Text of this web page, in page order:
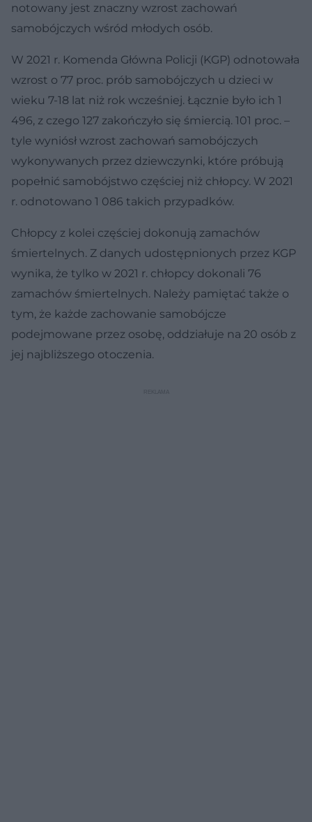
notowany jest znaczny wzrost zachowań
samobójczych wśród młodych osób.
W 2021 r. Komenda Główna Policji (KGP) odnotowała
wzrost o 77 proc. prób samobójczych u dzieci w
wieku 7-18 lat niż rok wcześniej. Łącznie było ich 1
496, z czego 127 zakończyło się śmiercią. 101 proc. –
tyle wyniósł wzrost zachowań samobójczych
wykonywanych przez dziewczynki, które próbują
popełnić samobójstwo częściej niż chłopcy. W 2021
r. odnotowano 1 086 takich przypadków.
Chłopcy z kolei częściej dokonują zamachów
śmiertelnych. Z danych udostępnionych przez KGP
wynika, że tylko w 2021 r. chłopcy dokonali 76
zamachów śmiertelnych. Należy pamiętać także o
tym, że każde zachowanie samobójcze
podejmowane przez osobę, oddziałuje na 20 osób z
jej najbliższego otoczenia.